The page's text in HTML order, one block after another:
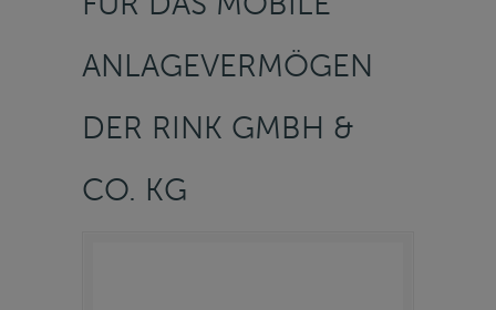
ANLAGEVERMÖGEN
DER RINK GMBH &
CO. KG